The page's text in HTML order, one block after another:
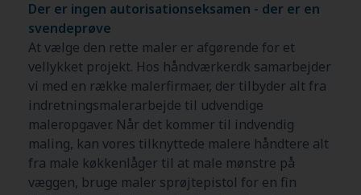
Der er ingen autorisationseksamen - der er en
svendeprøve
At vælge den rette maler er afgørende for et
vellykket projekt. Hos håndværker.dk samarbejder
vi med en række malerfirmaer, der tilbyder alt fra
indretningsmalerarbejde til udvendige
maleropgaver. Når det kommer til indvendig
maling, kan vores tilknyttede malere håndtere alt
fra male køkkenlåger til at male mønstre på
væggen, bruge maler sprøjtepistol for en fin